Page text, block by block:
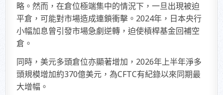
略。然而，在倉位極端集中的情況下，一旦出現被迫
平倉，可能對市場造成連鎖衝擊。2024年，日本央行
小幅加息曾引發市場急劇逆轉，迫使槓桿基金回補空
倉。
同時，美元多頭倉位亦顯著增加，2026年上半年淨多
頭規模增加約370億美元，為CFTC有紀錄以來同期最
大增幅。